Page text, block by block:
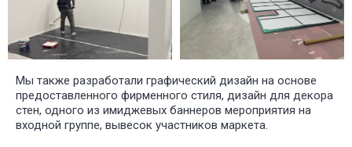
И
Дизайн визуалов:
Мы также разработали графический дизайн на основе
предоставленного фирменного стиля, дизайн для декора
стен, одного из имиджевых баннеров мероприятия на
входной группе, вывесок участников маркета.